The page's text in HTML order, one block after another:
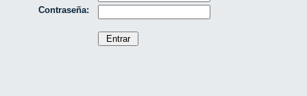
Contraseña: